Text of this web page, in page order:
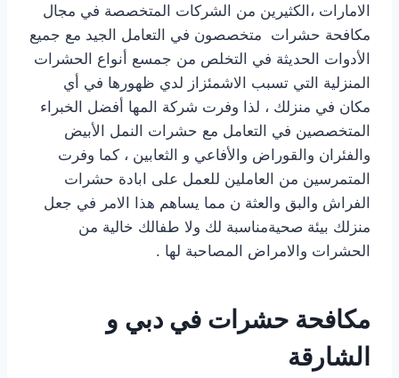
الامارات ،الكثيرين من الشركات المتخصصة في مجال
مكافحة حشرات متخصصون في التعامل الجيد مع جميع
الأدوات الحديثة في التخلص من جمسع أنواع الحشرات
المنزلية التي تسبب الاشمئزاز لدي ظهورها في أي
مكان في منزلك ، لذا وفرت شركة المها أفضل الخبراء
المتخصصين في التعامل مع حشرات النمل الأبيض
والفئران والقوراض والأفاعي و الثعابين ، كما وفرت
المتمرسين من العاملين للعمل على ابادة حشرات
الفراش والبق والعثة ن مما يساهم هذا الامر في جعل
منزلك بيئة صحيةمناسبة لك ولا طفالك خالية من
الحشرات والامراض المصاحبة لها .
مكافحة حشرات في دبي و
الشارقة